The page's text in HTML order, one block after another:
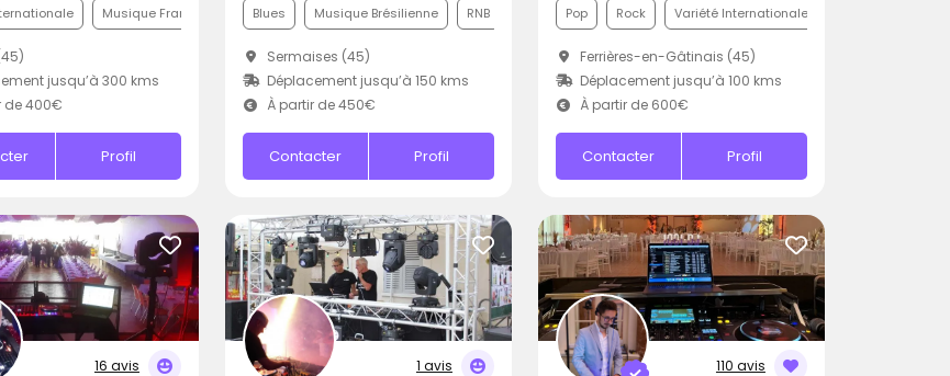
Musique Française Pop
jusqu’à 300 kms
de 400€
Profil
Blues Musique Brésilienne RNB
Sermaises (45)
Déplacement jusqu’à 150 kms
À partir de 450€
Contacter Profil
Pop Rock Variété Internationale
Ferrières-en-Gâtinais (45)
Déplacement jusqu’à 100 kms
À partir de 600€
Contacter Profil
16 avis 1 avis 110 avis